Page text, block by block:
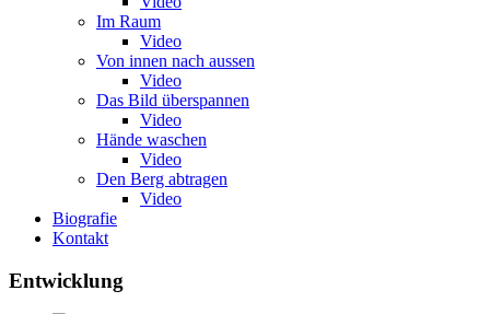
Im Raum
Video
Von innen nach aussen
Video
Das Bild überspannen
Video
Hände waschen
Video
Den Berg abtragen
Video
Biografie
Kontakt
Entwicklung